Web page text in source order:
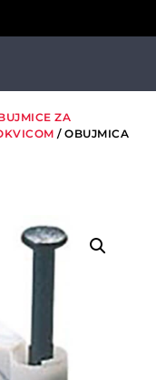
ZA
/ OBUJMICA